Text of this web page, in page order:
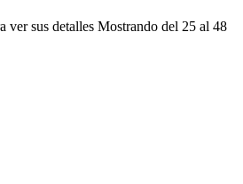
ver sus detalles Mostrando del 25 al 48